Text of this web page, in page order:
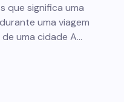
que significa uma
uma viagem
uma cidade A…